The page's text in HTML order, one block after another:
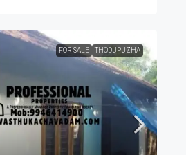
FOR SALE THODUPUZHA